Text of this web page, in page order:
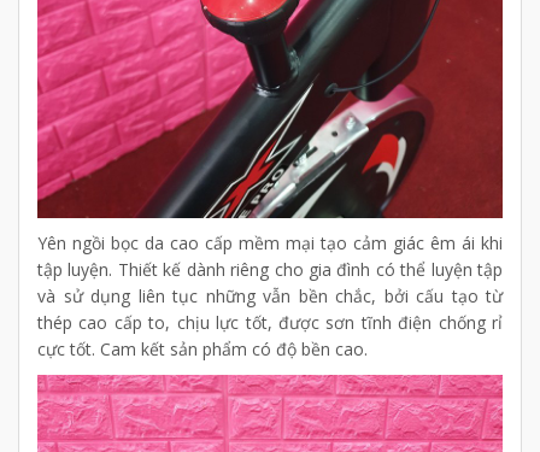
Yên ngồi bọc da cao cấp mềm mại tạo cảm giác êm ái khi
tập luyện. Thiết kế dành riêng cho gia đình có thể luyện tập
và sử dụng liên tục những vẫn bền chắc, bởi cấu tạo từ
thép cao cấp to, chịu lực tốt, được sơn tĩnh điện chống rỉ
cực tốt. Cam kết sản phẩm có độ bền cao.